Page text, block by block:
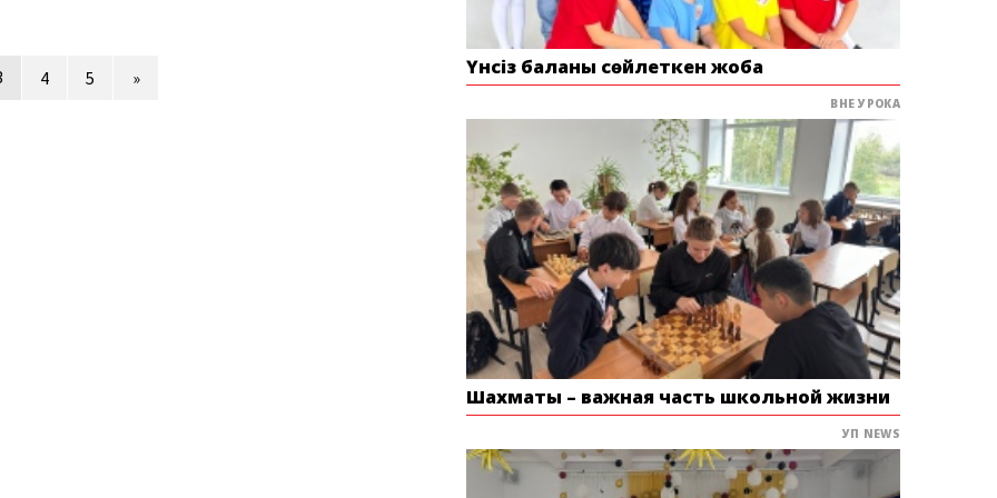
4 5 » Үнсіз баланы сөйлеткен жоба
ВНЕ УРОКА
Шахматы – важная часть школьной жизни
УП NEWS